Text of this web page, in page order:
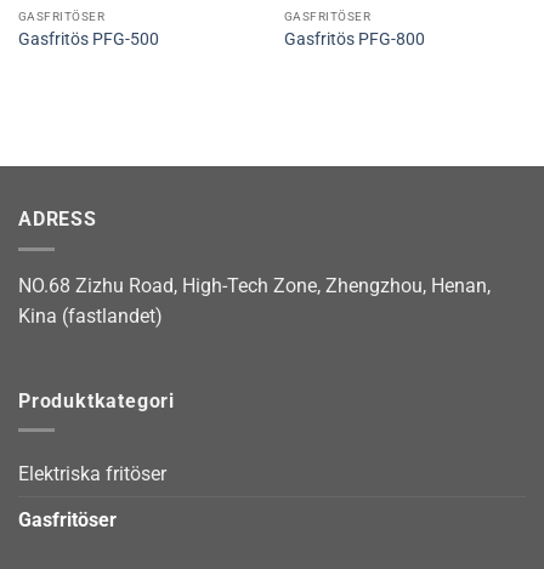
GASFRITÖSER
Gasfritös PFG-500
GASFRITÖSER
Gasfritös PFG-800
ADRESS
NO.68 Zizhu Road, High-Tech Zone, Zhengzhou, Henan,
Kina (fastlandet)
Produktkategori
Elektriska fritöser
Gasfritöser